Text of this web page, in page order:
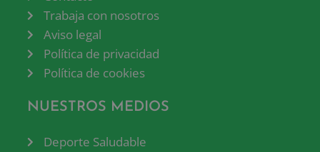
Trabaja con nosotros
Aviso legal
Política de privacidad
Política de cookies
NUESTROS MEDIOS
Deporte Saludable